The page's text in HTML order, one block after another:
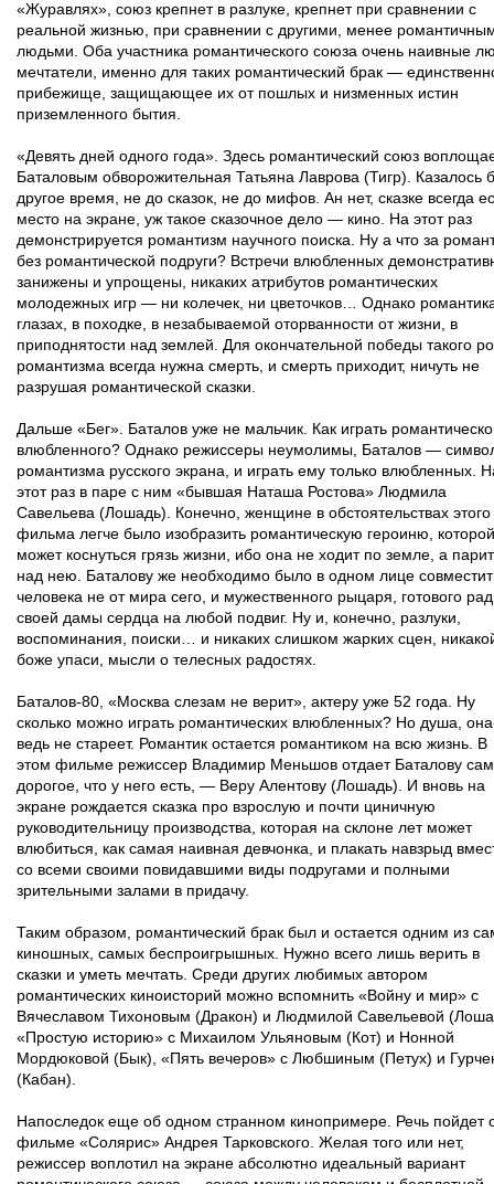
«Журавлях», союз крепнет в разлуке, крепнет при сравнении с
реальной жизнью, при сравнении с другими, менее
людьми. Оба участника романтического союза очень наивные
мечтатели, именно для таких романтический брак —
прибежище, защищающее их от пошлых и низменных истин
приземленного бытия.
«Девять дней одного года». Здесь романтический союз
Баталовым обворожительная Татьяна Лаврова (Тигр). Казалось
другое время, не до сказок, не до мифов. Ан нет, сказке всегда
место на экране, уж такое сказочное дело — кино. На этот раз
демонстрируется романтизм научного поиска. Ну а что за
без романтической подруги? Встречи влюбленных
занижены и упрощены, никаких атрибутов романтических
молодежных игр — ни колечек, ни цветочков… Однако
глазах, в походке, в незабываемой оторванности от жизни, в
приподнятости над землей. Для окончательной победы такого
романтизма всегда нужна смерть, и смерть приходит, ничуть не
разрушая романтической сказки.
Дальше «Бег». Баталов уже не мальчик. Как играть
влюбленного? Однако режиссеры неумолимы, Баталов —
романтизма русского экрана, и играть ему только влюбленных.
этот раз в паре с ним «бывшая Наташа Ростова» Людмила
Савельева (Лошадь). Конечно, женщине в обстоятельствах этого
фильма легче было изобразить романтическую героиню,
может коснуться грязь жизни, ибо она не ходит по земле, а парит
над нею. Баталову же необходимо было в одном лице
человека не от мира сего, и мужественного рыцаря, готового
своей дамы сердца на любой подвиг. Ну и, конечно, разлуки,
воспоминания, поиски… и никаких слишком жарких сцен,
боже упаси, мысли о телесных радостях.
Баталов-80, «Москва слезам не верит», актеру уже 52 года. Ну
сколько можно играть романтических влюбленных? Но душа,
ведь не стареет. Романтик остается романтиком на всю жизнь. В
этом фильме режиссер Владимир Меньшов отдает Баталову
дорогое, что у него есть, — Веру Алентову (Лошадь). И вновь на
экране рождается сказка про взрослую и почти циничную
руководительницу производства, которая на склоне лет может
влюбиться, как самая наивная девчонка, и плакать навзрыд
со всеми своими повидавшими виды подругами и полными
зрительными залами в придачу.
Таким образом, романтический брак был и остается одним из
киношных, самых беспроигрышных. Нужно всего лишь верить в
сказки и уметь мечтать. Среди других любимых автором
романтических киноисторий можно вспомнить «Войну и мир» с
Вячеславом Тихоновым (Дракон) и Людмилой Савельевой
«Простую историю» с Михаилом Ульяновым (Кот) и Нонной
Мордюковой (Бык), «Пять вечеров» с Любшиным (Петух) и
(Кабан).
Напоследок еще об одном странном кинопримере. Речь пойдет
фильме «Солярис» Андрея Тарковского. Желая того или нет,
режиссер воплотил на экране абсолютно идеальный вариант